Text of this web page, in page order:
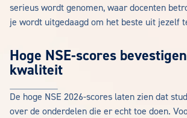
serieus wordt genomen, waar docenten
je wordt uitgedaagd om het beste uit jezelf
Hoge NSE-scores
kwaliteit
De hoge NSE 2026-scores laten zien dat
over de onderdelen die er echt toe doen.